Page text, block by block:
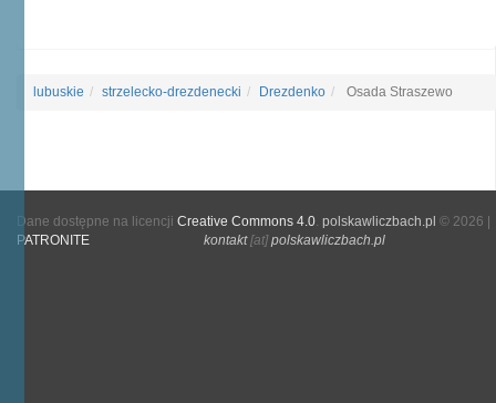
lubuskie strzelecko-drezdenecki Drezdenko Osada Straszewo
Dane dostępne na licencji Creative Commons 4.0. polskawliczbach.pl © 2026 |
PATRONITE
kontakt[at]polskawliczbach.pl